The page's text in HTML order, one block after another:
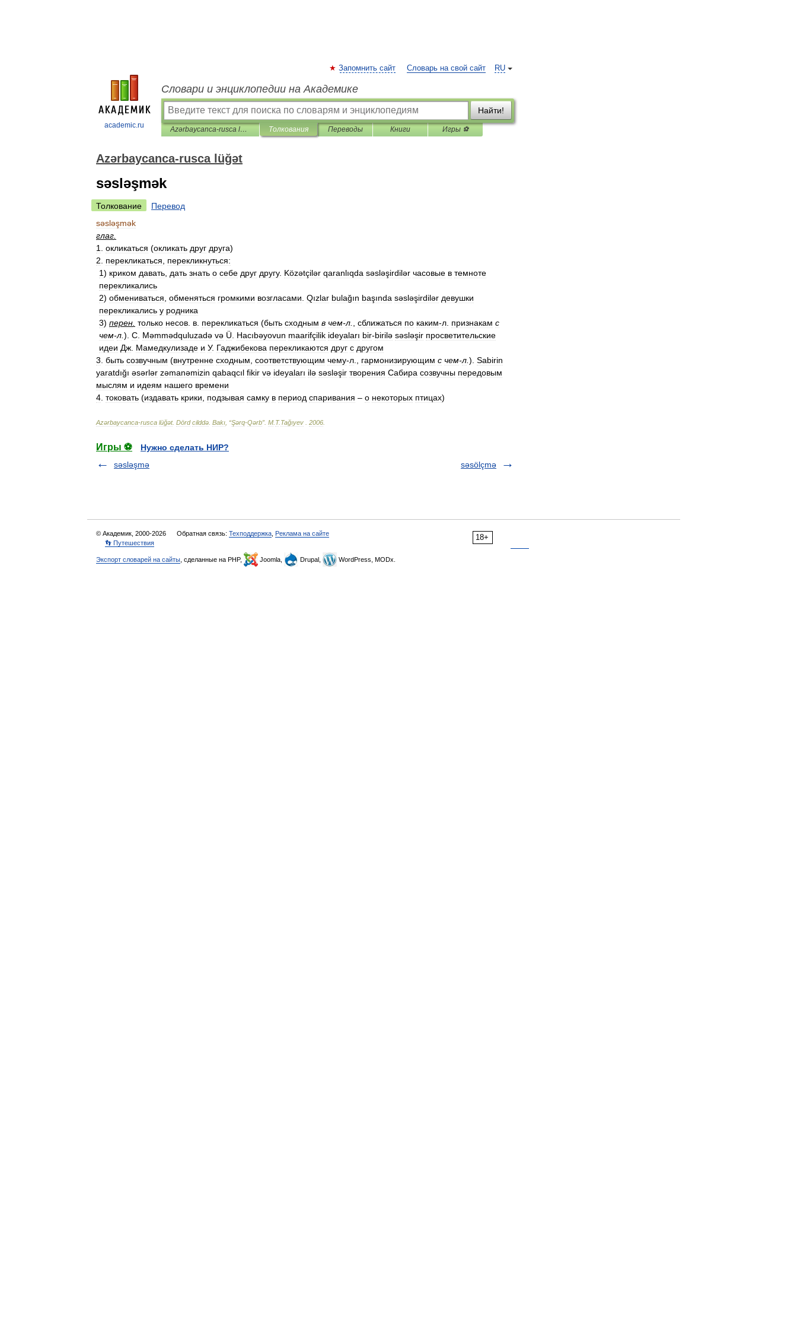
academic.ru
RU
Запомнить сайт Словарь на свой сайт
Словари и энциклопедии на Академике
Найти!
Azərbaycanca-rusca lüğət Толкования Переводы Книги Игры ⚽
Azərbaycanca-rusca lüğət
səsləşmək
Толкование
Перевод
səsləşmək
глаг
1
окликаться (окликать друг друга)
2
перекликаться
перекликнуться:
1) криком давать дать знать о себе друг другу. Közətçilər qaranlıqda səsləşirdilər часовые в темноте
перекликались
2) обмениваться обменяться громкими возгласами Qızlar bulağın başında səsləşirdilər девушки
перекликались у родника
3) перен только несов в перекликаться (быть сходным в чем-л сближаться по каким-л признакам с
чем-л ). C Məmmədquluzadə və Ü Hacıbəyovun maarifçilik ideyaları bir-birilə səsləşir просветительские
идеи Дж Мамедкулизаде и У. Гаджибекова перекликаются друг с другом
3 быть созвучным (внутренне сходным соответствующим чему-л гармонизирующим с чем-л ). Sabirin
yaratdığı əsərlər zəmanəmizin qabaqcıl fikir və ideyaları ilə səsləşir творения Сабира созвучны передовым
мыслям и идеям нашего времени
4 токовать (издавать крики подзывая самку в период спаривания – о некоторых птицах)
Azərbaycanca-rusca lüğət. Dörd cilddə Bakı , “Şərq-Qərb” M T.Tağıyev 2006
Игры ⚽
Нужно сделать НИР?
səsləşmə
səsölçmə
18+
© Академик, 2000-2026 Обратная связь: Техподдержка Реклама на сайте
👣 Путешествия
Экспорт словарей на сайты , сделанные на PHP, Joomla, Drupal, WordPress, MODx.